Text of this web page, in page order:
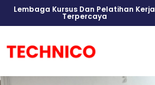
Lembaga Kursus Dan Pelatihan Kerja
Terpercaya